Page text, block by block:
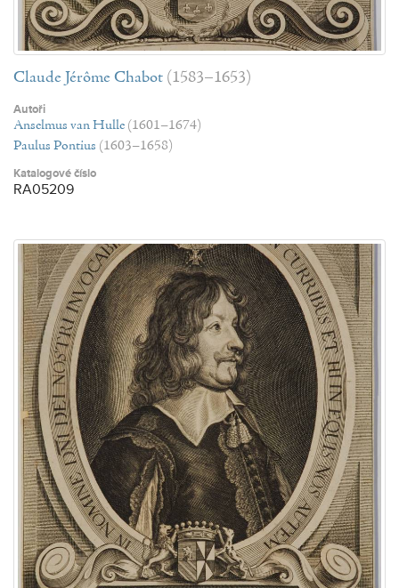
Claude Jérôme Chabot (1583–1653)
Autoři
Anselmus van Hulle (1601–1674)
Paulus Pontius (1603–1658)
Katalogové číslo
RA05209